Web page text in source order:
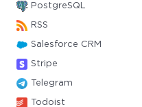
PostgreSQL
RSS
Salesforce CRM
Stripe
Telegram
Todoist